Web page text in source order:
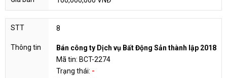
8
Bán công ty Dịch vụ Bất Động Sản thành lập 2018
Mã tin: BCT-2274
Trạng thái: -